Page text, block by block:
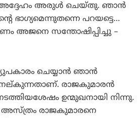
അദ്ദേഹം അരുള്‍ ചെയ്തു. ഞാന്‍
പറയട്ടെ…
അജനെ സന്തോഷിപ്പിച്ചു –
ചെയ്യാന്‍ ഞാന്‍
രാജകുമാരന്‍
ഉന്മുഖനായി നിന്നു.
അസ്ത്രം രാജകുമാരനെ